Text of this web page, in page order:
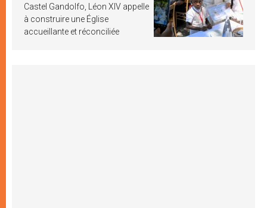
Castel Gandolfo, Léon XIV appelle
à construire une Église
accueillante et réconciliée